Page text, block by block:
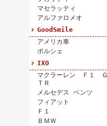
マセラッティ
アルファロメオ
GoodSmile
アメリカ車
ポルシェ
IXO
マクラーレン Ｆ１ Ｇ
ＴＲ
メルセデス ベンツ
フィアット
Ｆ１
ＢＭＷ